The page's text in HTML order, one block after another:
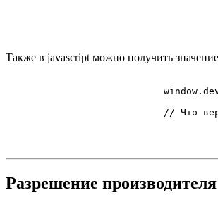
Также в javascript можно получить
                            window.
// Что
Разрешение